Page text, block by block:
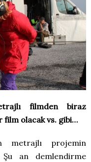
filmden biraz
film olacak vs. gibi…
metrajlı projemin
an demlendirme